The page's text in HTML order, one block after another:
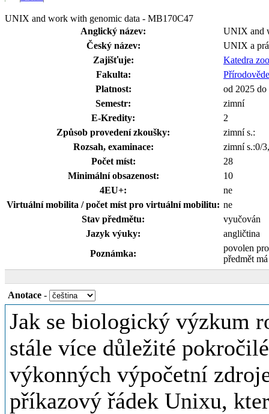
UNIX and work with genomic data - MB170C47
Anglický název:
UNIX and
Český název:
UNIX a
Zajišťuje:
Katedra
Fakulta:
Platnost:
od 2025 do
Semestr:
zimní
E-Kredity:
2
Způsob provedení zkoušky:
zimní s.:
Rozsah, examinace:
zimní s.:0/
Počet míst:
28
Minimální obsazenost:
10
4EU+:
ne
Virtuální mobilita / počet míst pro virtuální mobilitu: ne
Stav předmětu:
vyučován
Jazyk výuky:
angličtina
Poznámka:
povolen
předmět
Anotace -
Jak se biologický výzkum
stále více důležité
výkonných výpočetní
příkazový řádek Unixu,